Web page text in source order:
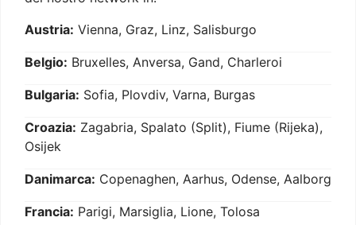
Austria: Vienna, Graz, Linz, Salisburgo
Belgio: Bruxelles, Anversa, Gand, Charleroi
Bulgaria: Sofia, Plovdiv, Varna, Burgas
Croazia: Zagabria, Spalato (Split), Fiume (Rijeka),
Osijek
Danimarca: Copenaghen, Aarhus, Odense, Aalborg
Francia: Parigi, Marsiglia, Lione, Tolosa